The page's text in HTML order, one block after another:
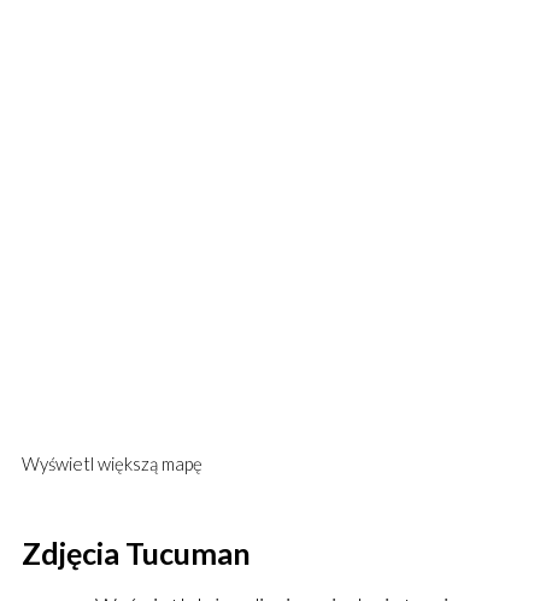
Wyświetl większą mapę
Zdjęcia Tucuman